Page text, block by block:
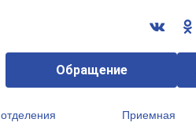
Обращение
Приемная